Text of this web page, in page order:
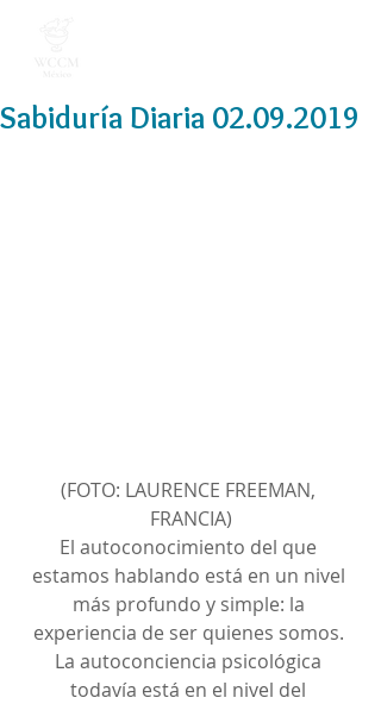
Sabiduría Diaria 02.09.2019
(FOTO: LAURENCE FREEMAN,
FRANCIA)
El autoconocimiento del que
estamos hablando está en un nivel
más profundo y simple: la
experiencia de ser quienes somos.
La autoconciencia psicológica
todavía está en el nivel del